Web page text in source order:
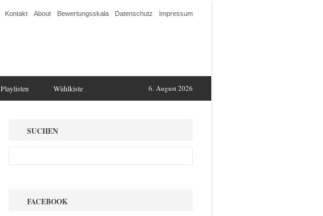
Kontakt About Bewertungsskala Datenschutz Impressum
6. August 2026
Playlisten Wühlkiste
SUCHEN
FACEBOOK